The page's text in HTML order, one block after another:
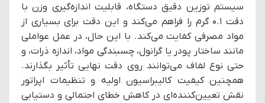
سیستم توزین دقیق دستگاه، قابلیت اندازه‌گیری وزن با
دقت ۰.۱ گرم را فراهم می‌کند و این دقت برای بسیاری از
مواد مصرفی کفایت می‌کند. با این حال، در عمل عواملی
مانند ساختار پودر یا گرانول، چسبندگی مواد، اندازه ذرات، و
حتی نوع لفاف می‌توانند روی دقت نهایی تأثیر بگذارند.
همچنین کیفیت کالیبراسیون اولیه و تنظیمات اپراتور
نقش تعیین‌کننده‌ای در کاهش خطای احتمالی و دستیابی